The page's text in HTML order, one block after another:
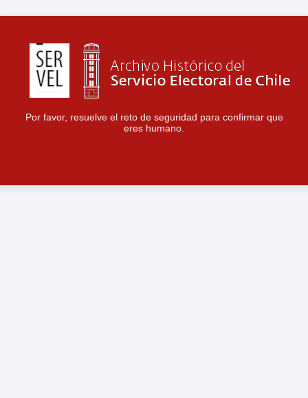
Por favor, resuelve el reto de seguridad para confirmar que
eres humano.